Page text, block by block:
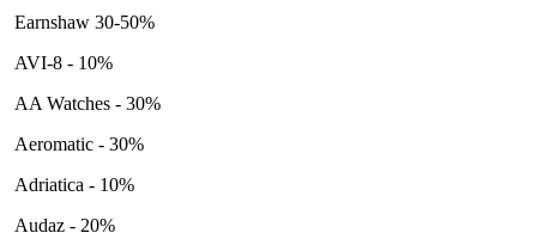
Earnshaw 30-50%
AVI-8 - 10%
AA Watches - 30%
Aeromatic - 30%
Adriatica - 10%
Audaz - 20%